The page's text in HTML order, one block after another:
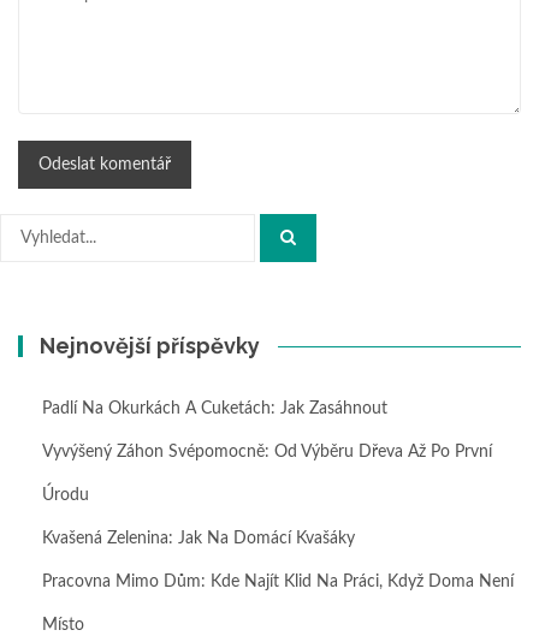
Hledat:
Nejnovější příspěvky
Padlí Na Okurkách A Cuketách: Jak Zasáhnout
Vyvýšený Záhon Svépomocně: Od Výběru Dřeva Až Po První
Úrodu
Kvašená Zelenina: Jak Na Domácí Kvašáky
Pracovna Mimo Dům: Kde Najít Klid Na Práci, Když Doma Není
Místo